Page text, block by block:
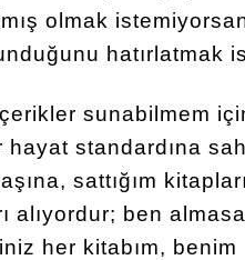
olmak
hatırlatmak
sunabilmem
hayat standardına
sattığım
alıyordur; ben
her kitabım, benim